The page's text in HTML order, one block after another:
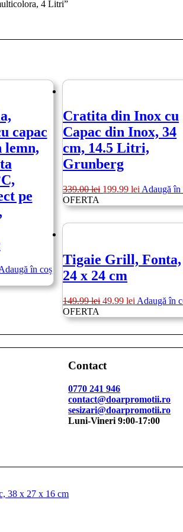
4 Litri”
capac
lemn,
pe
în coș
Cratita din Inox cu
Capac din Inox, 34
cm, 14.5 Litri,
Grunberg
339.00lei Prețul
a
fost:
199.99lei Prețul
este:
199.99 lei.
Adaugă în
OFERTA
Tigaie Grill, Fonta,
24 x 24 cm
149.99lei Prețul
a
fost:
49.99lei Prețul
este:
49.99 lei.
Adaugă în
OFERTA
Contact
0770 241 946
contact@doarpromotii.ro
sesizari@doarpromotii.ro
Luni-Vineri 9:00-17:00
38 x 27 x 16 cm